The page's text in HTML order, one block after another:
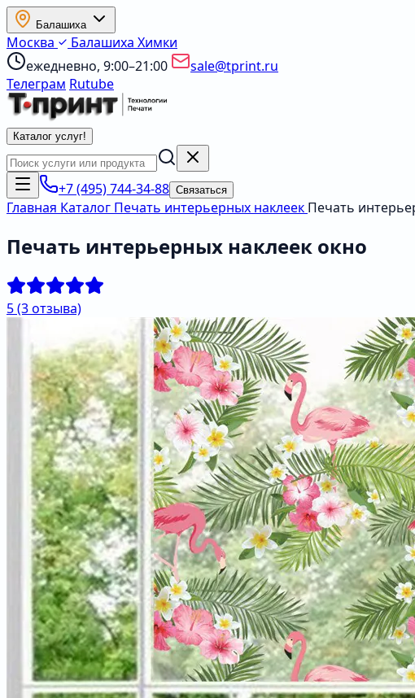
Балашиха
Москва Балашиха Химки
ежедневно, 9:00–21:00
sale@tprint.ru
Телеграм Rutube
Каталог услуг!
+7 (495) 744-34-88 Связаться
Главная Каталог Печать интерьерных наклеек Печать
Печать интерьерных наклеек окно
5(3 отзыва)